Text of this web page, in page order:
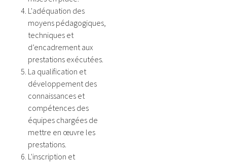
L'adéquation des
moyens pédagogiques,
techniques et
d’encadrement aux
prestations exécutées.
La qualification et
développement des
connaissances et
compétences des
équipes chargées de
mettre en œuvre les
prestations.
L'inscription et